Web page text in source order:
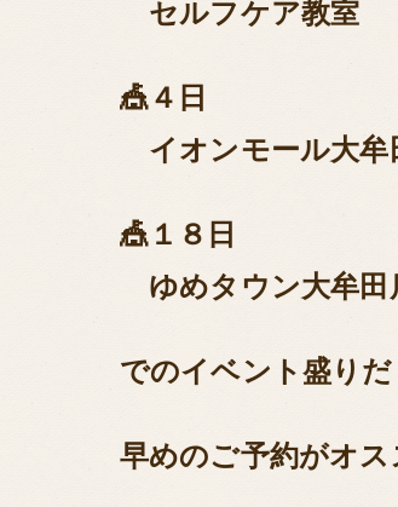
セルフケア教室
🎪４日
イオンモール大牟
🎪１８日
ゆめタウン大牟田
でのイベント盛り
早めのご予約がオス